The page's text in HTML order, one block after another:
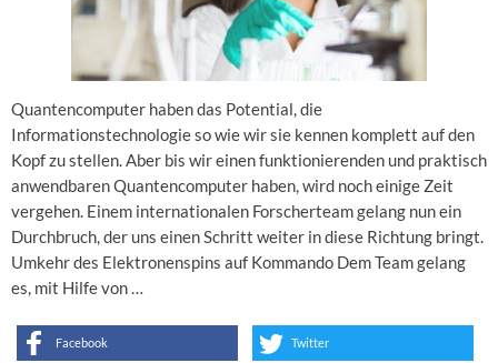
Quantencomputer haben das Potential, die
Informationstechnologie so wie wir sie kennen komplett auf den
Kopf zu stellen. Aber bis wir einen funktionierenden und praktisch
anwendbaren Quantencomputer haben, wird noch einige Zeit
vergehen. Einem internationalen Forscherteam gelang nun ein
Durchbruch, der uns einen Schritt weiter in diese Richtung bringt.
Umkehr des Elektronenspins auf Kommando Dem Team gelang
es, mit Hilfe von …
Facebook Twitter